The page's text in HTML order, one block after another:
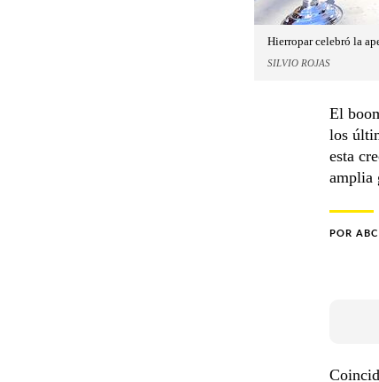
Hierropar celebró la
SILVIO ROJAS
El
los
esta
amplia
POR